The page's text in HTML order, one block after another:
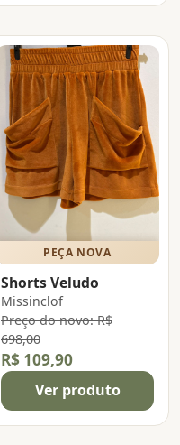
PEÇA NOVA
Shorts Veludo
Missinclof
Preço do novo: R$
698,00
R$ 109,90
Ver produto